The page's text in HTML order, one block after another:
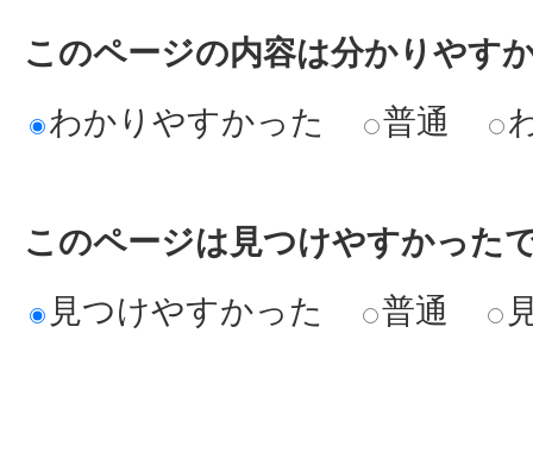
このページの内容は分かりやす
わかりやすかった
普通
このページは見つけやすかった
見つけやすかった
普通